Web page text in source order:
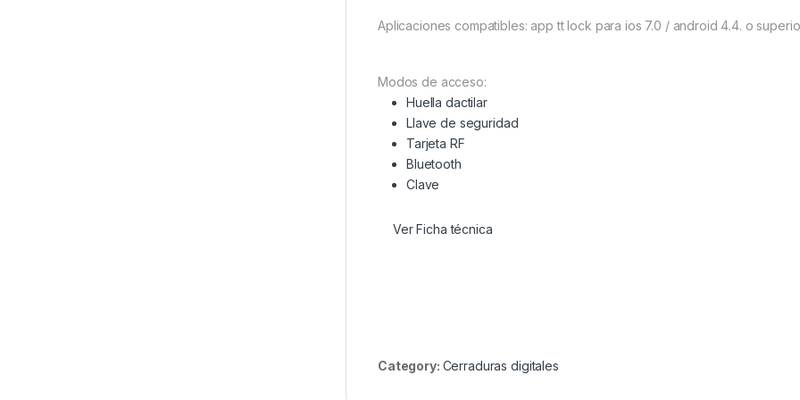
Aplicaciones compatibles: app tt lock para ios 7.0 / android 4.4. o
Modos de acceso:
Huella dactilar
Llave de seguridad
Tarjeta RF
Bluetooth
Clave
Ver Ficha técnica
Category: Cerraduras digitales